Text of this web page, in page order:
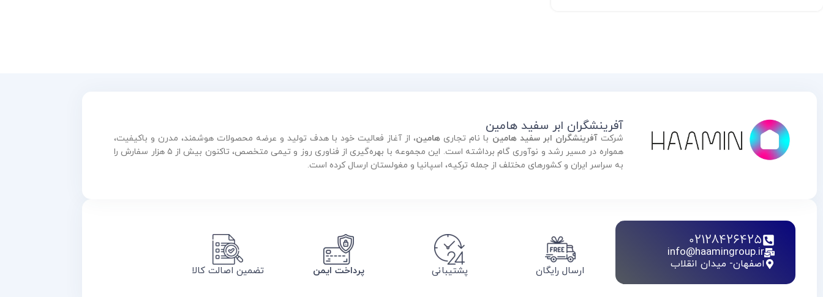
02128426425
info@haamingroup.ir
اصفهان- میدان انقلاب
ارسال رایگان پشتیبانی پرداخت ایمن تضمین اصالت کالا
آفرینشگران ابر سفید هامین
شرکتآفرینشگران ابر سفید هامین با نام تجاری هامین، از آغاز فعالیت خود با هدف تولید و عرضه محصولات هوشمند، مدرن و باکیفیت،
همواره در مسیر رشد و نوآوری گام برداشته است. این مجموعه با بهره‌گیری از فناوری روز و تیمی متخصص، تاکنون بیش از ۵ هزار سفارش را
به سراسر ایران و کشورهای مختلف از جمله ترکیه، اسپانیا و مغولستان ارسال کرده است.